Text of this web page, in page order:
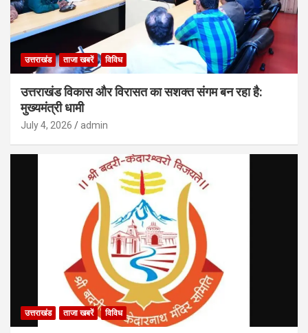
उत्तराखंड ताजा खबरें विविध
उत्तराखंड विकास और विरासत का सशक्त संगम बन रहा है:
मुख्यमंत्री धामी
July 4, 2026 admin
उत्तराखंड ताजा खबरें विविध